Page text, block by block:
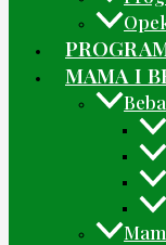
MAMA I
Beba